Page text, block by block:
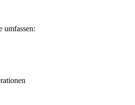
umfassen: